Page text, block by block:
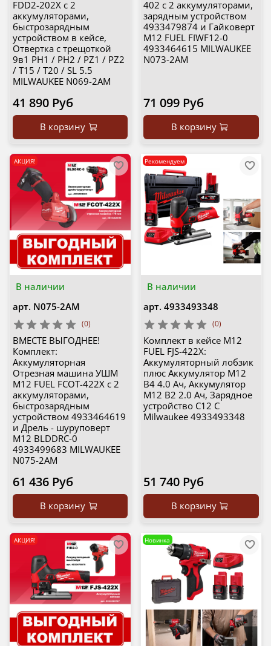
FDD2-202X с 2
аккумуляторами,
быстрозарядным
устройством в кейсе,
Отвертка с трещоткой
9в1 PH1 / PH2 / PZ1 / PZ2
/ T15 / T20 / SL 5.5
MILWAUKEE N069-2AM
41 890 Руб
В корзину
402 с 2 аккумуляторами,
зарядным устройством
4933479874 и Гайковерт
M12 FUEL FIWF12-0
4933464615 MILWAUKEE
N073-2AM
71 099 Руб
В корзину
В наличии
АКЦИЯ!
арт. N075-2AM
(0)
ВМЕСТЕ ВЫГОДНЕЕ!
Комплект:
Аккумуляторная
Отрезная машина УШМ
M12 FUEL FCOT-422X с 2
аккумуляторами,
быстрозарядным
устройством 4933464619
и Дрель - шуруповерт
M12 BLDDRC-0
4933499683 MILWAUKEE
N075-2AM
61 436 Руб
В корзину
В наличии
Рекомендуем
арт. 4933493348
(0)
Комплект в кейсе M12
FUEL FJS-422X:
Аккумуляторный лобзик
плюс Аккумулятор M12
B4 4.0 Ач, Аккумулятор
M12 B2 2.0 Ач, Зарядное
устройство C12 C
Milwaukee 4933493348
51 740 Руб
В корзину
АКЦИЯ! Новинка